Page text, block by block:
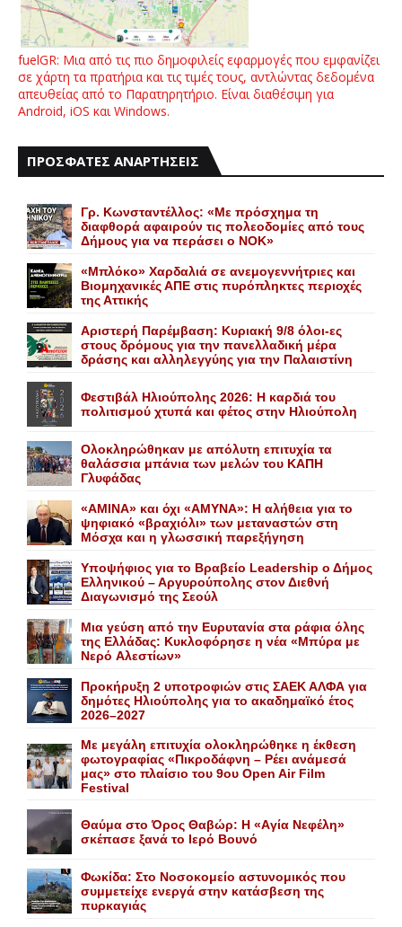
fuelGR: Μια από τις πιο δημοφιλείς εφαρμογές που εμφανίζει
σε χάρτη τα πρατήρια και τις τιμές τους, αντλώντας δεδομένα
απευθείας από το Παρατηρητήριο. Είναι διαθέσιμη για
Android, iOS και Windows.
ΠΡΟΣΦΑΤΕΣ ΑΝΑΡΤΗΣΕΙΣ
Γρ. Κωνσταντέλλος: «Με πρόσχημα τη
διαφθορά αφαιρούν τις πολεοδομίες από τους
Δήμους για να περάσει ο NOK»
«Mπλόκο» Xαρδαλιά σε ανεμογεννήτριες και
Bιομηχανικές ΑΠΕ στις πυρόπληκτες περιοχές
της Αττικής
Αριστερή Παρέμβαση: Κυριακή 9/8 όλοι-ες
στους δρόμους για την πανελλαδική μέρα
δράσης και αλληλεγγύης για την Παλαιστίνη
Φεστιβάλ Ηλιούπολης 2026: Η καρδιά του
πολιτισμού χτυπά και φέτος στην Ηλιούπολη
Ολοκληρώθηκαν με απόλυτη επιτυχία τα
θαλάσσια μπάνια των μελών του KAΠH
Γλυφάδας
«AMINA» και όχι «ΑΜΥΝΑ»: Η αλήθεια για το
ψηφιακό «βραχιόλι» των μεταναστών στη
Μόσχα και η γλωσσική παρεξήγηση
Yποψήφιος για το Bραβείο Leadership ο Δήμος
Ελληνικού – Αργυρούπολης στον Διεθνή
Διαγωνισμό της Σεούλ
Mια γεύση από την Eυρυτανία στα ράφια όλης
της Ελλάδας: Κυκλοφόρησε η νέα «Μπύρα με
Nερό Aλεστίων»
Προκήρυξη 2 υποτροφιών στις ΣΑΕΚ ΑΛΦΑ για
δημότες Ηλιούπολης για το ακαδημαϊκό έτος
2026–2027
Με μεγάλη επιτυχία ολοκληρώθηκε η έκθεση
φωτογραφίας «Πικροδάφνη – Ρέει ανάμεσά
μας» στο πλαίσιο του 9ου Open Air Film
Festival
Θαύμα στο Όρος Θαβώρ: H «Aγία Nεφέλη»
σκέπασε ξανά το Iερό Bουνό
Φωκίδα: Στο Νοσοκομείο αστυνομικός που
συμμετείχε ενεργά στην κατάσβεση της
πυρκαγιάς